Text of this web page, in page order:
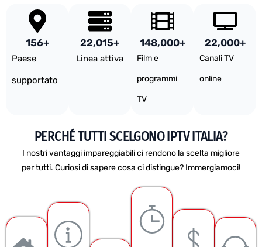
Paese
supportato
156+
Linea attiva
22,015+
Film e
programmi
TV
148,000+
Canali TV
online
22,000+
PERCHÉ TUTTI SCELGONO IPTV ITALIA?
I nostri vantaggi impareggiabili ci rendono la scelta migliore
per tutti. Curiosi di sapere cosa ci distingue? Immergiamoci!